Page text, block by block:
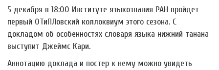
5 декабря в 18:00 Институте языкознания РАН пройдет
первый ОТиПЛовский коллоквиум этого сезона. С
докладом об особенностях словаря языка нижний танана
выступит Джеймс Кари.
Аннотацию доклада и постер к нему можно увидеть